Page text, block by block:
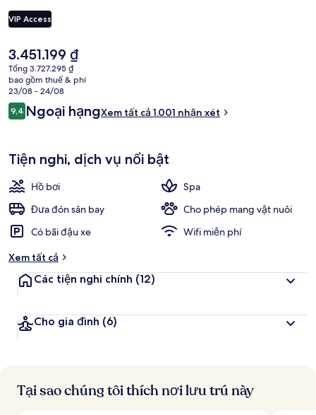
lạc bộ sức khỏe là những tiện nghi nổi bật khác tại khách sạn sang
trọng này. Du khách khen ngợi về nhân viên nhiệt tình. Dịch vụ giao
Hala Mirowska 04 5 phút và Trạm xe điện Hala Mirowska 03 5 phút.
VIP Access
Giá
hiện
tại
là
3.451.199 ₫
3.451.199 ₫
Tổng 3.727.295 ₫
bao gồm thuế & phí
23/08 - 24/08
Nhận
xét
9,49,4 trên 10,
Ngoại hạngXem tất cả 1.001 nhận xét
Tiện nghi, dịch vụ nổi bật
Hồ bơi
Spa
Đưa đón sân bay
Cho phép mang vật nuôi
Có bãi đậu xe
Wifi miễn phí
Xem tất cả
Các tiện nghi chính (12)
Cho gia đình (6)
Tại sao chúng tôi thích nơi lưu trú này